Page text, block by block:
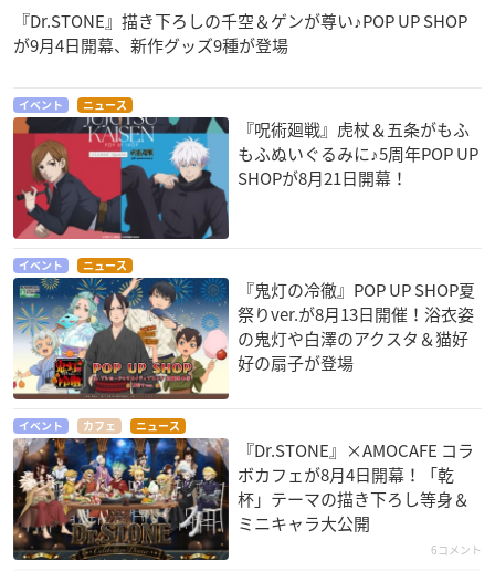
『Dr.STONE』描き下ろしの千空＆ゲンが尊い♪POP UP SHOP
が9月4日開幕、新作グッズ9種が登場
イベント ニュース
『呪術廻戦』虎杖＆五条がもふ
もふぬいぐるみに♪5周年POP UP
SHOPが8月21日開幕！
イベント ニュース
『鬼灯の冷徹』POP UP SHOP夏
祭りver.が8月13日開催！浴衣姿
の鬼灯や白澤のアクスタ＆猫好
好の扇子が登場
イベント カフェ ニュース
『Dr.STONE』×AMOCAFE コラ
ボカフェが8月4日開幕！「乾
杯」テーマの描き下ろし等身＆
ミニキャラ大公開
6コメント